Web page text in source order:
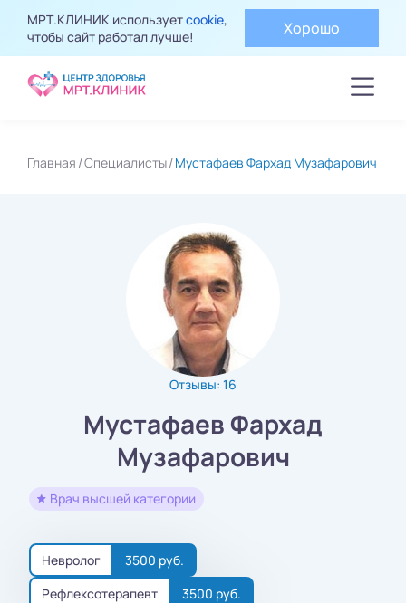
МРТ.КЛИНИК используетcookie,
чтобы сайт работал лучше!
Хорошо
Главная Специалисты Мустафаев Фархад Музафарович
Отзывы: 16
Мустафаев Фархад
Музафарович
Врач высшей категории
Невролог
3500 руб.
Рефлексотерапевт
3500 руб.